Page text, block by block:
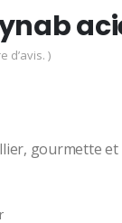
d’avis. )
gourmette